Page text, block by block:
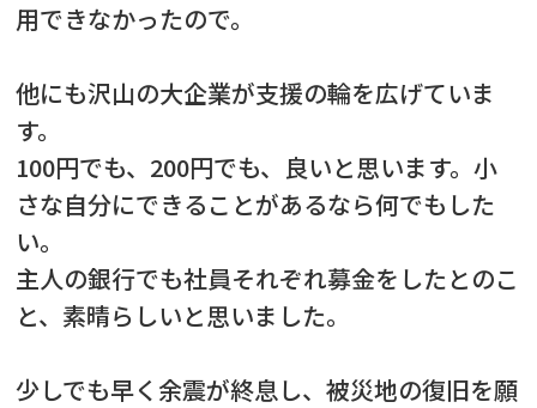
用できなかったので。
他にも沢山の大企業が支援の輪を広げていま
す。
100円でも、200円でも、良いと思います。小
さな自分にできることがあるなら何でもした
い。
主人の銀行でも社員それぞれ募金をしたとのこ
と、素晴らしいと思いました。
少しでも早く余震が終息し、被災地の復旧を願